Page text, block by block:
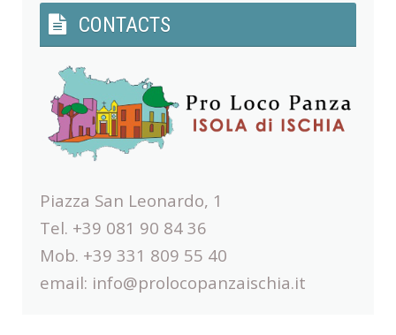
CONTACTS
Piazza San Leonardo, 1
Tel. +39 081 90 84 36
Mob. +39 331 809 55 40
email: info@prolocopanzaischia.it